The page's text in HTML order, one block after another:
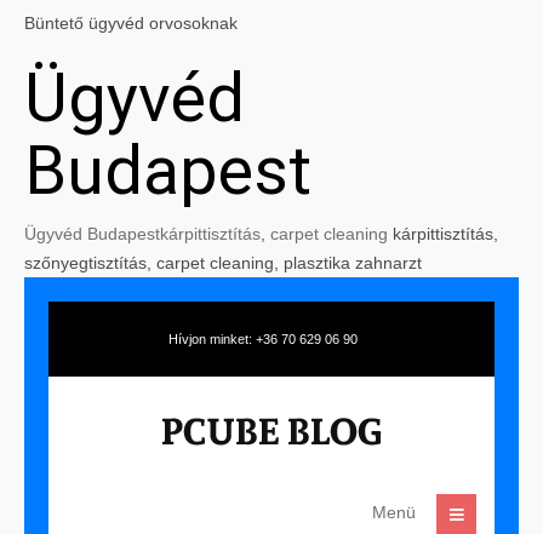
Büntető ügyvéd orvosoknak
Ügyvéd
Budapest
Ügyvéd Budapestkárpittisztítás carpet cleaning kárpittisztítás,
szőnyegtisztítás, carpet cleaning, plasztika zahnarzt
Hívjon minket: +36 70 629 06 90
Menü